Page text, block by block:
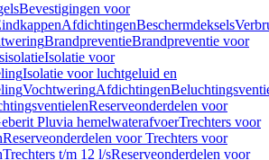
Bevestigingen voor
AfdichtingenBeschermdeksels
BrandpreventieBrandpreventie voor
Isolatie voor
Isolatie voor luchtgeluid en
VochtweringAfdichtingen
Reserveonderdelen voor
Pluvia hemelwaterafvoerTrechters voor
Reserveonderdelen voor Trechters voor
Trechters t/m 12 l/sReserveonderdelen voor